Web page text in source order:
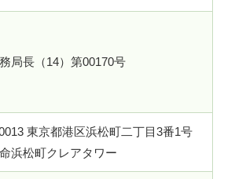
局長（14）第00170号
東京都港区浜松町二丁目3番1号
浜松町クレアタワー